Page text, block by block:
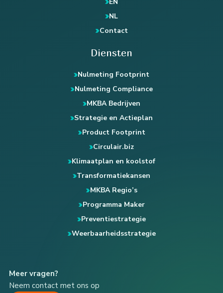
NL
Contact
Diensten
Nulmeting Footprint
Nulmeting Compliance
MKBA Bedrijven
Strategie en Actieplan
Product Footprint
Circulair.biz
Klimaatplan en koolstof
Transformatiekansen
MKBA Regio’s
Programma Maker
Preventiestrategie
Weerbaarheidsstrategie
Meer vragen?
Neem contact met ons op